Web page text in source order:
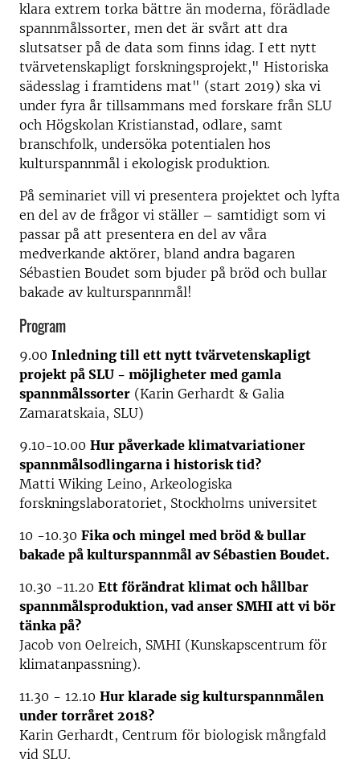
klara extrem torka bättre än moderna, förädlade
spannmålssorter, men det är svårt att dra
slutsatser på de data som finns idag. I ett nytt
tvärvetenskapligt forskningsprojekt," Historiska
sädesslag i framtidens mat" (start 2019) ska vi
under fyra år tillsammans med forskare från SLU
och Högskolan Kristianstad, odlare, samt
branschfolk, undersöka potentialen hos
kulturspannmål i ekologisk produktion.
På seminariet vill vi presentera projektet och lyfta
en del av de frågor vi ställer – samtidigt som vi
passar på att presentera en del av våra
medverkande aktörer, bland andra bagaren
Sébastien Boudet som bjuder på bröd och bullar
bakade av kulturspannmål!
Program
9.00 Inledning till ett nytt tvärvetenskapligt
projekt på SLU - möjligheter med gamla
spannmålssorter (Karin Gerhardt & Galia
Zamaratskaia, SLU)
9.10-10.00 Hur påverkade klimatvariationer
spannmålsodlingarna i historisk tid?
Matti Wiking Leino, Arkeologiska
forskningslaboratoriet, Stockholms universitet
10 -10.30 Fika och mingel med bröd & bullar
bakade på kulturspannmål av Sébastien Boudet.
10.30 -11.20 Ett förändrat klimat och hållbar
spannmålsproduktion, vad anser SMHI att vi bör
tänka på?
Jacob von Oelreich, SMHI (Kunskapscentrum för
klimatanpassning).
11.30 - 12.10 Hur klarade sig kulturspannmålen
under torråret 2018?
Karin Gerhardt, Centrum för biologisk mångfald
vid SLU.